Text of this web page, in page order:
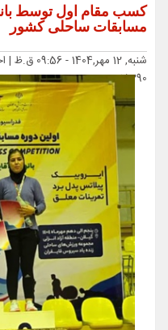
کسب مقام اول توسط
مسابقات ساحلی کشور
شنبه, 12 مهر,1404 - 09:56 ق.ظ |
15290